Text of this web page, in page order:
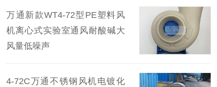
万通新款WT4-72型PE塑料风
机离心式实验室通风耐酸碱大
风量低噪声
4-72C万通不锈钢风机电镀化